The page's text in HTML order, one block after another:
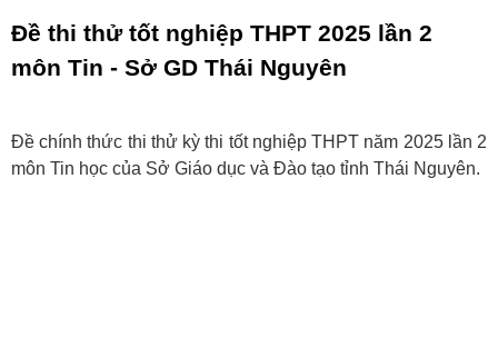
Đề thi thử tốt nghiệp THPT 2025 lần 2
môn Tin - Sở GD Thái Nguyên
Đề chính thức thi thử kỳ thi tốt nghiệp THPT năm 2025 lần 2
môn Tin học của Sở Giáo dục và Đào tạo tỉnh Thái Nguyên.